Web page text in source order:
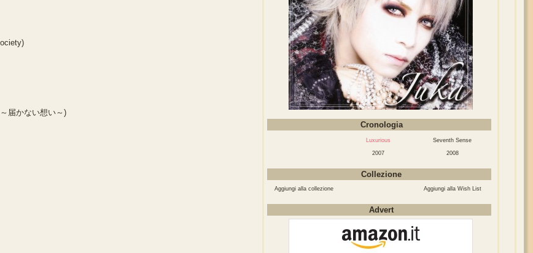
Cronologia
Luxurious
2007
Seventh Sense
2008
Collezione
Aggiungi alla collezione Aggiungi alla Wish List
Advert
届かない想い～)